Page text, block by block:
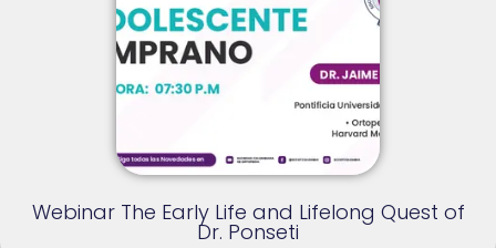
Webinar The Early Life and Lifelong Quest of
Dr. Ponseti